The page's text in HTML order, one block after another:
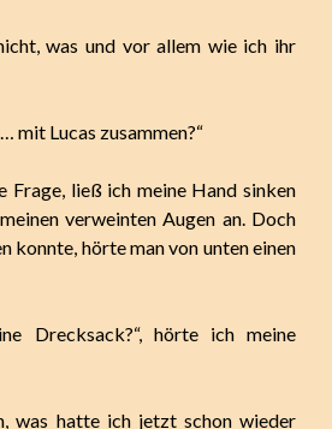
was und vor allem wie ich ihr
mit Lucas zusammen?“
Frage, ließ ich meine Hand sinken
verweinten Augen an. Doch
konnte, hörte man von unten einen
Drecksack?“, hörte ich meine
was hatte ich jetzt schon wieder